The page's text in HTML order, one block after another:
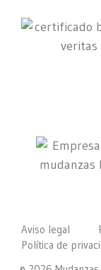
Aviso legal
Política de